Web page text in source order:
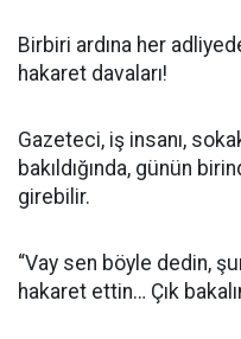
Birbiri ardına her
hakaret davaları!
Gazeteci, iş insanı,
bakıldığında, günün
girebilir.
“Vay sen böyle dedin,
hakaret ettin… Çık